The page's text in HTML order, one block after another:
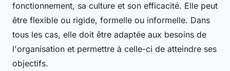
fonctionnement, sa culture et son efficacité. Elle peut
être flexible ou rigide, formelle ou informelle. Dans
tous les cas, elle doit être adaptée aux besoins de
l'organisation et permettre à celle-ci de atteindre ses
objectifs.